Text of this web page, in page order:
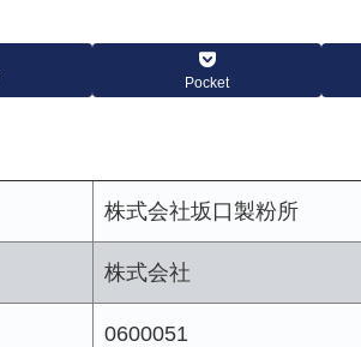
Pocket
株式会社坂口製粉所
株式会社
0600051